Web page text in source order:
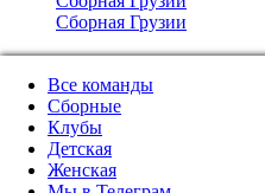
Сборная Грузии
Все команды
Сборные
Клубы
Детская
Женская